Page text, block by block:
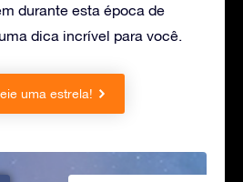
durante esta época de
dica incrível para você.
uma estrela!